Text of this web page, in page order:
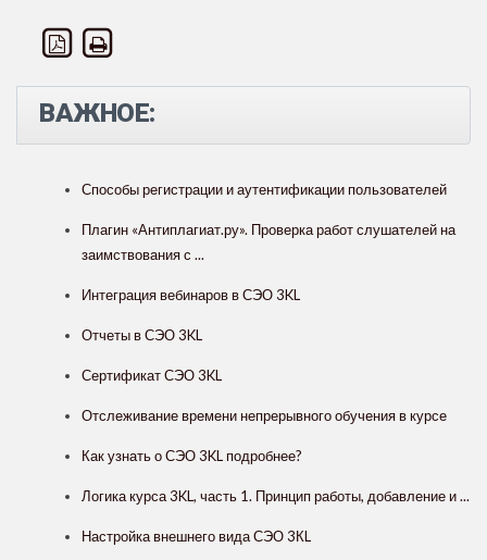
ВАЖНОЕ:
Способы регистрации и аутентификации пользователей
Плагин «Антиплагиат.ру». Проверка работ слушателей на
заимствования с ...
Интеграция вебинаров в СЭО 3KL
Отчеты в СЭО 3KL
Сертификат СЭО 3KL
Отслеживание времени непрерывного обучения в курсе
Как узнать о СЭО 3KL подробнее?
Логика курса 3KL, часть 1. Принцип работы, добавление и ...
Настройка внешнего вида СЭО 3КL